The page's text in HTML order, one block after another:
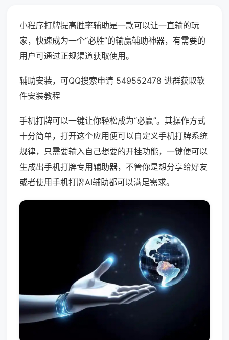
小程序打牌提高胜率辅助是一款可以让一直输的玩
家，快速成为一个“必胜”的输赢辅助神器，有需要的
用户可通过正规渠道获取使用。
辅助安装，可QQ搜索申请 549552478 进群获取软
件安装教程
手机打牌可以一键让你轻松成为“必赢”。其操作方式
十分简单，打开这个应用便可以自定义手机打牌系统
规律，只需要输入自己想要的开挂功能，一键便可以
生成出手机打牌专用辅助器，不管你是想分享给好友
或者使用手机打牌AI辅助都可以满足需求。